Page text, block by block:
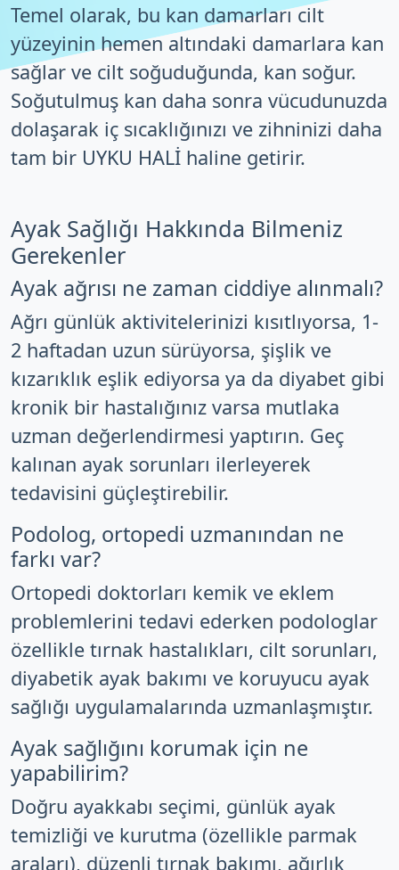
Temel olarak, bu kan damarları cilt
yüzeyinin hemen altındaki damarlara kan
sağlar ve cilt soğuduğunda, kan soğur.
Soğutulmuş kan daha sonra vücudunuzda
dolaşarak iç sıcaklığınızı ve zihninizi daha
tam bir UYKU HALİ haline getirir.
Ayak Sağlığı Hakkında Bilmeniz
Gerekenler
Ayak ağrısı ne zaman ciddiye alınmalı?
Ağrı günlük aktivitelerinizi kısıtlıyorsa, 1-
2 haftadan uzun sürüyorsa, şişlik ve
kızarıklık eşlik ediyorsa ya da diyabet gibi
kronik bir hastalığınız varsa mutlaka
uzman değerlendirmesi yaptırın. Geç
kalınan ayak sorunları ilerleyerek
tedavisini güçleştirebilir.
Podolog, ortopedi uzmanından ne
farkı var?
Ortopedi doktorları kemik ve eklem
problemlerini tedavi ederken podologlar
özellikle tırnak hastalıkları, cilt sorunları,
diyabetik ayak bakımı ve koruyucu ayak
sağlığı uygulamalarında uzmanlaşmıştır.
Ayak sağlığını korumak için ne
yapabilirim?
Doğru ayakkabı seçimi, günlük ayak
temizliği ve kurutma (özellikle parmak
araları), düzenli tırnak bakımı, ağırlık